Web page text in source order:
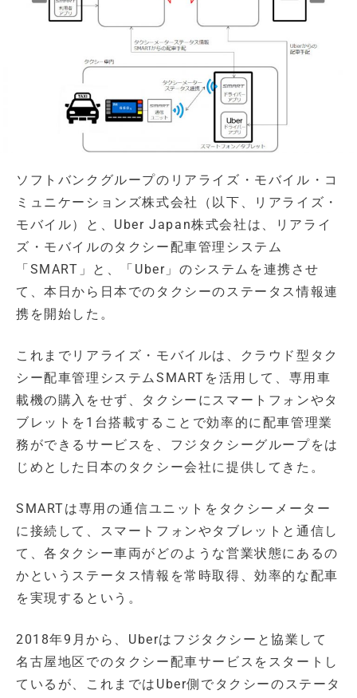
ソフトバンクグループのリアライズ・モバイル・コ
ミュニケーションズ株式会社（以下、リアライズ・
モバイル）と、Uber Japan株式会社は、リアライ
ズ・モバイルのタクシー配車管理システム
「SMART」と、「Uber」のシステムを連携させ
て、本日から日本でのタクシーのステータス情報連
携を開始した。
これまでリアライズ・モバイルは、クラウド型タク
シー配車管理システムSMARTを活用して、専用車
載機の購入をせず、タクシーにスマートフォンやタ
ブレットを1台搭載することで効率的に配車管理業
務ができるサービスを、フジタクシーグループをは
じめとした日本のタクシー会社に提供してきた。
SMARTは専用の通信ユニットをタクシーメーター
に接続して、スマートフォンやタブレットと通信し
て、各タクシー車両がどのような営業状態にあるの
かというステータス情報を常時取得、効率的な配車
を実現するという。
2018年9月から、Uberはフジタクシーと協業して
名古屋地区でのタクシー配車サービスをスタートし
ているが、これまではUber側でタクシーのステータ